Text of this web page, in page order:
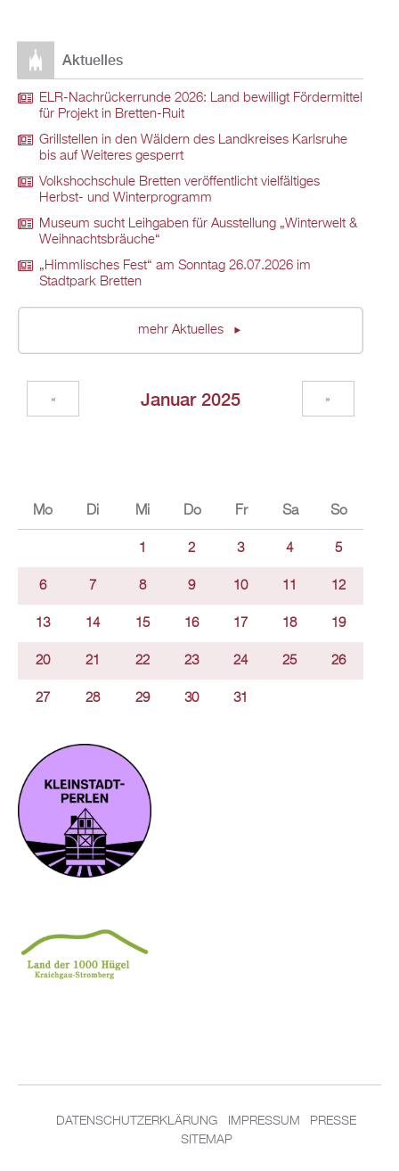
Aktuelles
ELR-Nachrückerrunde 2026: Land bewilligt Fördermittel
für Projekt in Bretten-Ruit
Grillstellen in den Wäldern des Landkreises Karlsruhe
bis auf Weiteres gesperrt
Volkshochschule Bretten veröffentlicht vielfältiges
Herbst- und Winterprogramm
Museum sucht Leihgaben für Ausstellung „Winterwelt &
Weihnachtsbräuche“
„Himmlisches Fest“ am Sonntag 26.07.2026 im
Stadtpark Bretten
mehr Aktuelles
Januar 2025
« »
Mo Di Mi Do Fr Sa So
1 2 3 4 5
6 7 8 9 10 11 12
13 14 15 16 17 18 19
20 21 22 23 24 25 26
27 28 29 30 31
DATENSCHUTZERKLÄRUNG IMPRESSUM
PRESSE
SITEMAP